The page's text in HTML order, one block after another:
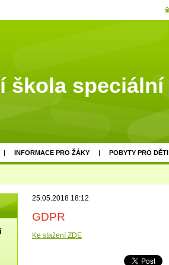
škola speciální
INFORMACE PRO ŽÁKY POBYTY PRO DĚTI
25.05.2018 18:12
GDPR
Ke stažení ZDE